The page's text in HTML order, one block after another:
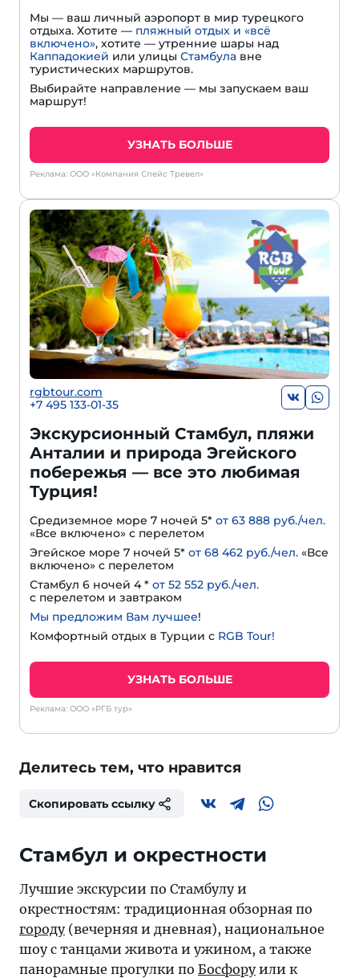
Мы — ваш личный аэропорт в мир турецкого
отдыха. Хотите — пляжный отдых и «всё
включено», хотите — утренние шары над
Каппадокией или улицы Стамбула вне
туристических маршрутов.
Выбирайте направление — мы запускаем ваш
маршрут!
УЗНАТЬ БОЛЬШЕ
Реклама: ООО «Компания Спейс Тревел»
rgbtour.com
+7 495 133-01-35
Экскурсионный Стамбул, пляжи
Анталии и природа Эгейского
побережья — все это любимая
Турция!
Средиземное море 7 ночей 5* от 63 888 руб./чел.
«Все включено» с перелетом
Эгейское море 7 ночей 5* от 68 462 руб./чел. «Все
включено» с перелетом
Стамбул 6 ночей 4 * от 52 552 руб./чел.
с перелетом и завтраком
Мы предложим Вам лучшее!
Комфортный отдых в Турции с RGB Tour!
УЗНАТЬ БОЛЬШЕ
Реклама: ООО «РГБ тур»
Делитесь тем, что нравится
Скопировать ссылку
Стамбул и окрестности
Лучшие экскурсии по Стамбулу и
окрестностям: традиционная обзорная по
городу(вечерняя и дневная), национальное
шоу с танцами живота и ужином, а также
панорамные прогулки по Босфоруили к